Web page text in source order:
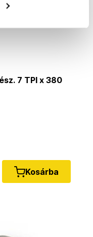
7 TPI x 380
Kosárba